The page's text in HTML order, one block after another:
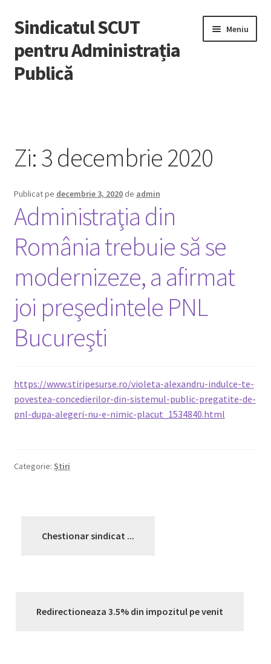
Sari
la
navigare
Sari
la
conținut
Sindicatul SCUT
pentru Administrația
Publică
Meniu
Adeziuni
Știri
Noutăți
Media
Covid-19
Contact
Zi:3 decembrie 2020
Publicat pe decembrie 3, 2020 de admin
Administraţia din
România trebuie să se
modernizeze, a afirmat
joi preşedintele PNL
Bucureşti
https://www.stiripesurse.ro/violeta-alexandru-indulce-te-
povestea-concedierilor-din-sistemul-public-pregatite-de-
pnl-dupa-alegeri-nu-e-nimic-placut_1534840.html
Categorie: Știri
Chestionar sindicat ...
Redirectioneaza 3.5% din impozitul pe venit